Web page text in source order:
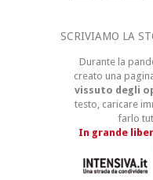
SCRIVIAMO LA
Durante la
creato una
vissuto degli
testo, caricare
farlo
In grande